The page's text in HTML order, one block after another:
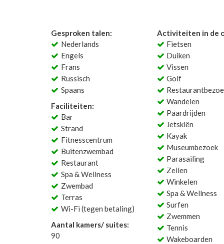
Gesproken talen:
Nederlands
Engels
Frans
Russisch
Spaans
Faciliteiten:
Bar
Strand
Fitnesscentrum
Buitenzwembad
Restaurant
Spa & Wellness
Zwembad
Terras
Wi-Fi (tegen betaling)
Aantal kamers/ suites:
90
Activiteiten in de
Fietsen
Duiken
Vissen
Golf
Wandelen
Paardrijden
Jetskiën
Kayak
Museumbezoek
Parasailing
Zeilen
Winkelen
Spa & Wellness
Surfen
Zwemmen
Tennis
Wakeboarden